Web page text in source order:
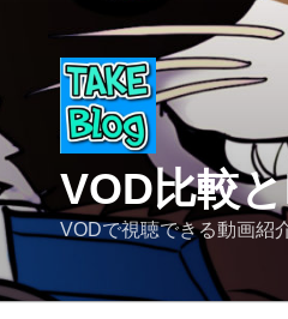
VOD比較
VODで視聴できる動画紹